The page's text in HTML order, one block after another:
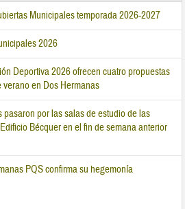
Municipales temporada 2026-2027
2026
Deportiva 2026 ofrecen cuatro propuestas
en Dos Hermanas
pasaron por las salas de estudio de las
Bécquer en el fin de semana anterior
PQS confirma su hegemonía